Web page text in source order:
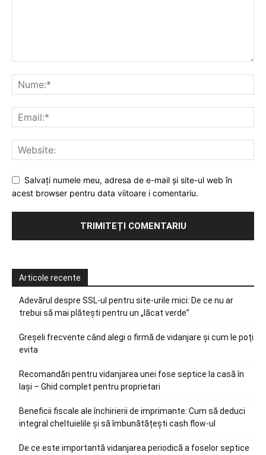
Salvați numele meu, adresa de e-mail și site-ul web în
acest browser pentru data viitoare i comentariu.
Articole recente
Adevărul despre SSL-ul pentru site-urile mici: De ce nu ar
trebui să mai plătești pentru un „lăcat verde”
Greșeli frecvente când alegi o firmă de vidanjare și cum le poți
evita
Recomandări pentru vidanjarea unei fose septice la casă în
Iași – Ghid complet pentru proprietari
Beneficii fiscale ale închirierii de imprimante: Cum să deduci
integral cheltuielile și să îmbunătățești cash flow-ul
De ce este importantă vidanjarea periodică a foselor septice